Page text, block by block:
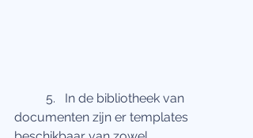
documenten zijn er templates